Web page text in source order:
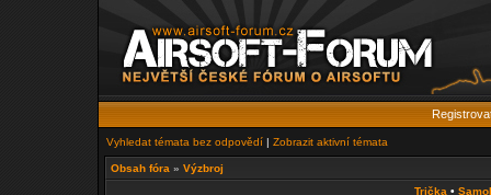
Vyhledat témata bez odpovědí | Zobrazit aktivní témata
Obsah fóra » Výzbroj
Trička •